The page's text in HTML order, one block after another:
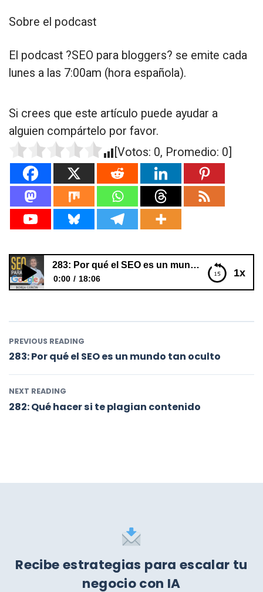
Sobre el podcast
El podcast ?SEO para bloggers? se emite cada
lunes a las 7:00am (hora española).
Si crees que este artículo puede ayudar a
alguien compártelo por favor.
[Votos: 0, Promedio: 0
1x
283: Por qué el SEO es un mundo tan oculto
0:00 18:06
PREVIOUS READING
283: Por qué el SEO es un mundo tan oculto
NEXT READING
282: Qué hacer si te plagian contenido
Recibe estrategias para escalar tu
negocio con IA